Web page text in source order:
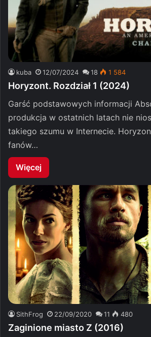
kuba 12/07/2024 18 1 584
Horyzont. Rozdział 1 (2024)
Garść podstawowych informacji
produkcja w ostatnich latach nie
takiego szumu w Internecie.
fanów…
Więcej
SithFrog 22/09/2020 11 480
Zaginione miasto Z (2016)